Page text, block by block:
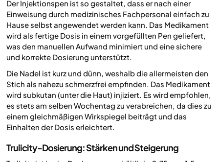
Der Injektionspen ist so gestaltet, dass er nach einer
Einweisung durch medizinisches Fachpersonal einfach zu
Hause selbst angewendet werden kann. Das Medikament
wird als fertige Dosis in einem vorgefüllten Pen geliefert,
was den manuellen Aufwand minimiert und eine sichere
und korrekte Dosierung unterstützt.
Die Nadel ist kurz und dünn, weshalb die allermeisten den
Stich als nahezu schmerzfrei empfinden. Das Medikament
wird subkutan (unter die Haut) injiziert. Es wird empfohlen,
es stets am selben Wochentag zu verabreichen, da dies zu
einem gleichmäßigen Wirkspiegel beiträgt und das
Einhalten der Dosis erleichtert.
Trulicity-Dosierung: Stärken und Steigerung